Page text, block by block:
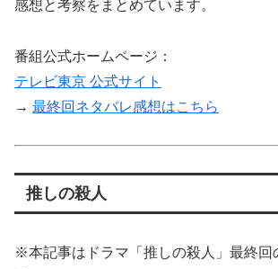
感想と考察をまとめています。
番組公式ホームページ：
テレビ東京 公式サイト
→ 最終回ネタバレ感想はこちら
推しの殺人
※本記事はドラマ「推しの殺人」最終回